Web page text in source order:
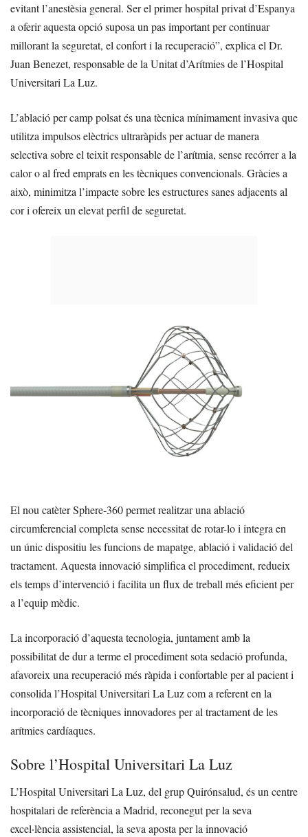
evitant l’anestèsia general. Ser el primer hospital privat d’Espanya
a oferir aquesta opció suposa un pas important per continuar
millorant la seguretat, el confort i la recuperació”, explica el Dr.
Juan Benezet, responsable de la Unitat d’Arítmies de l’Hospital
Universitari La Luz.
L’ablació per camp polsat és una tècnica mínimament invasiva que
utilitza impulsos elèctrics ultraràpids per actuar de manera
selectiva sobre el teixit responsable de l’arítmia, sense recórrer a la
calor o al fred emprats en les tècniques convencionals. Gràcies a
això, minimitza l’impacte sobre les estructures sanes adjacents al
cor i ofereix un elevat perfil de seguretat.
El nou catèter Sphere-360 permet realitzar una ablació
circumferencial completa sense necessitat de rotar-lo i integra en
un únic dispositiu les funcions de mapatge, ablació i validació del
tractament. Aquesta innovació simplifica el procediment, redueix
els temps d’intervenció i facilita un flux de treball més eficient per
a l’equip mèdic.
La incorporació d’aquesta tecnologia, juntament amb la
possibilitat de dur a terme el procediment sota sedació profunda,
afavoreix una recuperació més ràpida i confortable per al pacient i
consolida l’Hospital Universitari La Luz com a referent en la
incorporació de tècniques innovadores per al tractament de les
arítmies cardíaques.
Sobre l’Hospital Universitari La Luz
L’Hospital Universitari La Luz, del grup Quirónsalud, és un centre
hospitalari de referència a Madrid, reconegut per la seva
excel·lència assistencial, la seva aposta per la innovació